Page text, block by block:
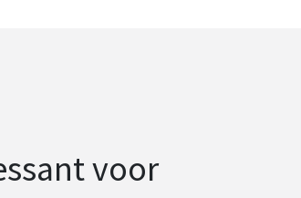
voor